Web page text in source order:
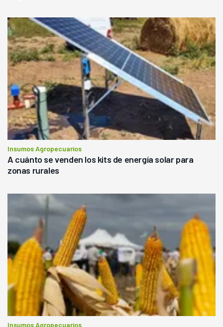
Insumos Agropecuarios
A cuánto se venden los kits de energía solar para
zonas rurales
Insumos Agropecuarios